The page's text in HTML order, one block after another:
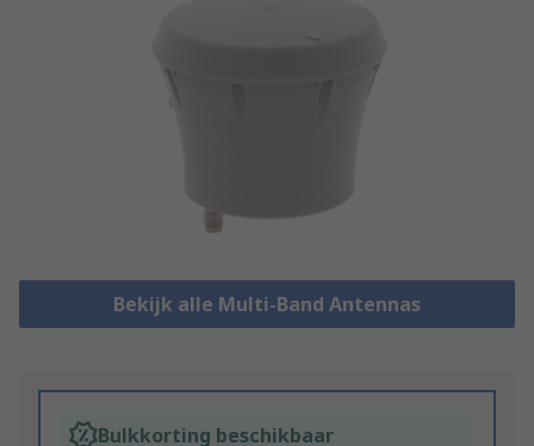
Bekijk alle Multi-Band Antennas
Bulkkorting beschikbaar